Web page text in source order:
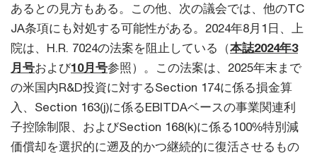
あるとの見方もある。この他、次の議会では、他のTC
JA条項にも対処する可能性がある。2024年8月1日、上
院は、H.R. 7024の法案を阻止している（本誌2024年3
月号および10月号参照）。この法案は、2025年末まで
の米国内R&D投資に対するSection 174に係る損金算
入、Section 163(j)に係るEBITDAベースの事業関連利
子控除制限、およびSection 168(k)に係る100%特別減
価償却を選択的に遡及的かつ継続的に復活させるもの